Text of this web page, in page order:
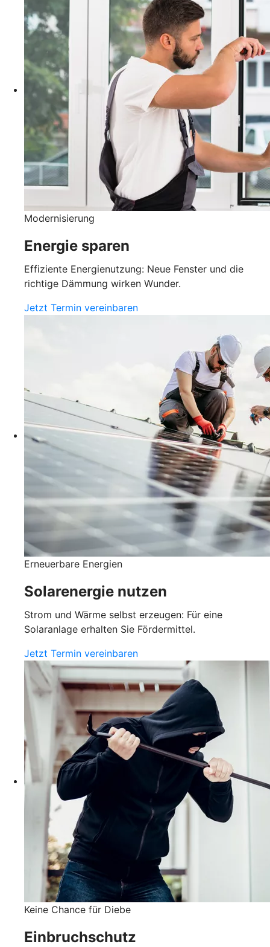
Modernisierung
Energie sparen
Effiziente Energienutzung: Neue Fenster und die
richtige Dämmung wirken Wunder.
Jetzt Termin vereinbaren
Erneuerbare Energien
Solarenergie nutzen
Strom und Wärme selbst erzeugen: Für eine
Solaranlage erhalten Sie Fördermittel.
Jetzt Termin vereinbaren
Keine Chance für Diebe
Einbruchschutz